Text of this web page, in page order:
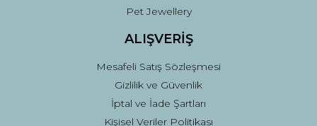
Pet Jewellery
ALIŞVERİŞ
Mesafeli Satış Sözleşmesi
Gizlilik ve Güvenlik
İptal ve İade Şartları
Kişisel Veriler Politikası